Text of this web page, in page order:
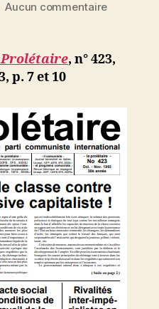
de
N
ji
b
Aucun commentairesur
crise
sociale
Prolétaire, n° 423,
p. 7et 10